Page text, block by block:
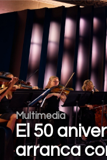
Multimedia
El 50
arranca